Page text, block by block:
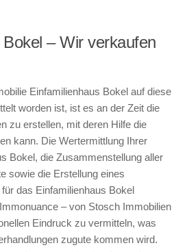
– Wir verkaufen
Einfamilienhaus Bokel auf diese
worden ist, ist es an der Zeit die
zu erstellen, mit deren Hilfe die
kann. Die Wertermittlung Ihrer
Bokel, die Zusammenstellung aller
sowie die Erstellung eines
das Einfamilienhaus Bokel
– von Stosch Immobilien
Eindruck zu vermitteln, was
zugute kommen wird.